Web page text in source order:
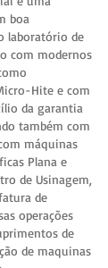
boa
laboratório de
com modernos
Hite e com
da garantia
também com
máquinas
Plana e
de Usinagem,
de
operações
de
de maquinas